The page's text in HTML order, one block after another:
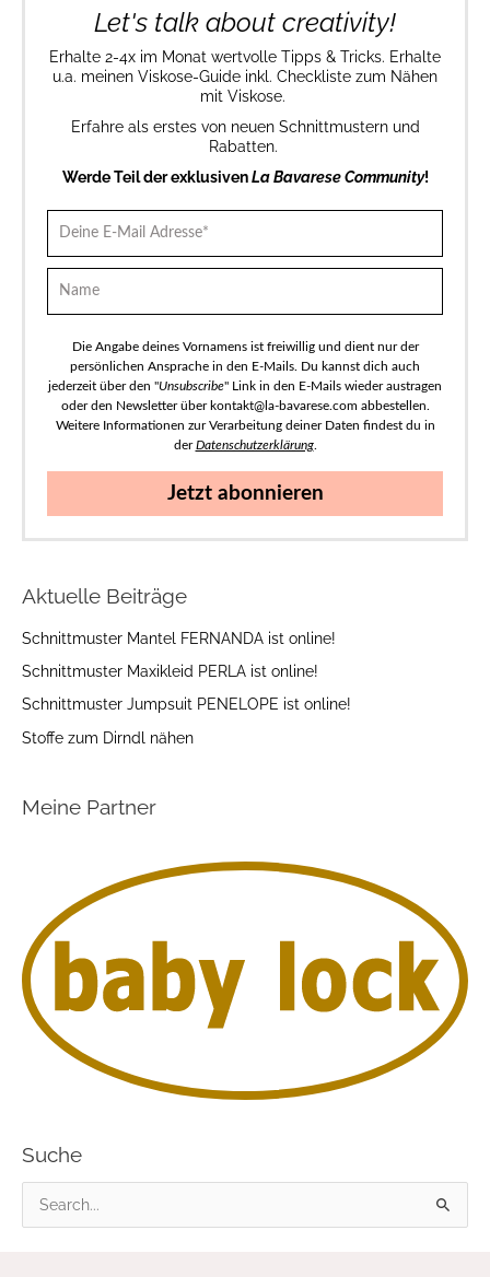
Let's talk about creativity!
Erhalte 2-4x im Monat wertvolle Tipps & Tricks. Erhalte
u.a. meinen Viskose-Guide inkl. Checkliste zum Nähen
mit Viskose.
Erfahre als erstes von neuen Schnittmustern und
Rabatten.
Werde Teil der exklusivenLa Bavarese Community!
Die Angabe deines Vornamens ist freiwillig und dient nur der
persönlichen Ansprache in den E-Mails. Du kannst dich auch
jederzeit über den "Unsubscribe" Link in den E-Mails wieder austragen
oder den Newsletter über kontakt@la-bavarese.com abbestellen.
Weitere Informationen zur Verarbeitung deiner Daten findest du in
derDatenschutzerklärung.
Jetzt abonnieren
Aktuelle Beiträge
Schnittmuster Mantel FERNANDA ist online!
Schnittmuster Maxikleid PERLA ist online!
Schnittmuster Jumpsuit PENELOPE ist online!
Stoffe zum Dirndl nähen
Meine Partner
Suche